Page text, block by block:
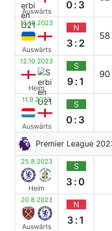
Auswärts
0:3
16.10.2023
Auswärts
N
3:2
12.10.2023
Heim
S
9:1
11.9.2023
Auswärts
S
0:3
Premier League
25.8.2023
Heim
S
3:0
20.8.2023
Auswärts
N
3:1